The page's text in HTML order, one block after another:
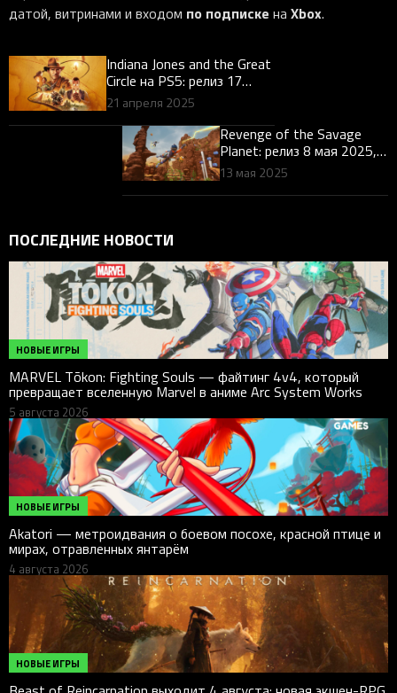
датой, витринами и входом по подписке на Xbox.
Indiana Jones and the Great
Circle на PS5: релиз 17
апреля 2025, DualSense и
PS5 Pro — разбор для
геймеров
21 апреля 2025
Revenge of the Savage
Planet: релиз 8 мая 2025,
кооп и кросс-плей —
13 мая 2025
ПОСЛЕДНИЕ НОВОСТИ
НОВЫЕ ИГРЫ
MARVEL Tōkon: Fighting Souls — файтинг 4v4, который
превращает вселенную Marvel в аниме Arc System Works
5 августа 2026
НОВЫЕ ИГРЫ
Akatori — метроидвания о боевом посохе, красной птице и
мирах, отравленных янтарём
4 августа 2026
НОВЫЕ ИГРЫ